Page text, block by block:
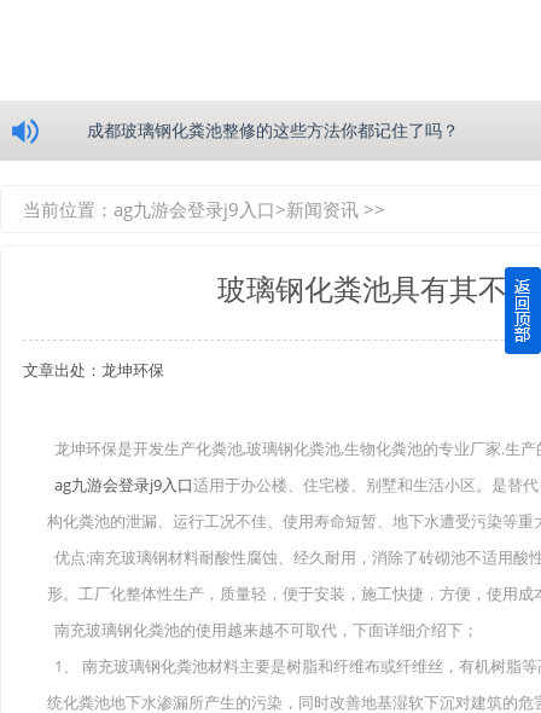
成都玻璃钢化粪池整修的这些方法你都记住了吗？
四川玻璃钢化粪池逐渐取代传统玻璃钢化粪池的这几点原因
关于重庆玻璃钢化粪池的这些基础知识你都记住了吗？
在安装绵阳玻璃钢化粪池时可能遇到这些难题
使用成都玻璃钢化粪池的七大好处你都记住了吗？
当前位置： ag九游会登录j9入口>新闻资讯 >>
玻璃钢化粪池具有其不
文章出处：龙坤环保
龙坤环保是开发生产化粪池,玻璃钢化粪池,生物化粪池的专业厂家.生
ag九游会登录j9入口适用于办公楼、住宅楼、别墅和生活小区。是替
构化粪池的泄漏、运行工况不佳、使用寿命短暂、地下水遭受污染等
优点:南充玻璃钢材料耐酸性腐蚀、经久耐用，消除了砖砌池不适用
形。工厂化整体性生产，质量轻，便于安装，施工快捷，方便，使用
南充玻璃钢化粪池的使用越来越不可取代，下面详细介绍下；
1、 南充玻璃钢化粪池材料主要是树脂和纤维布或纤维丝，有机树脂
统化粪池地下水渗漏所产生的污染，同时改善地基湿软下沉对建筑的